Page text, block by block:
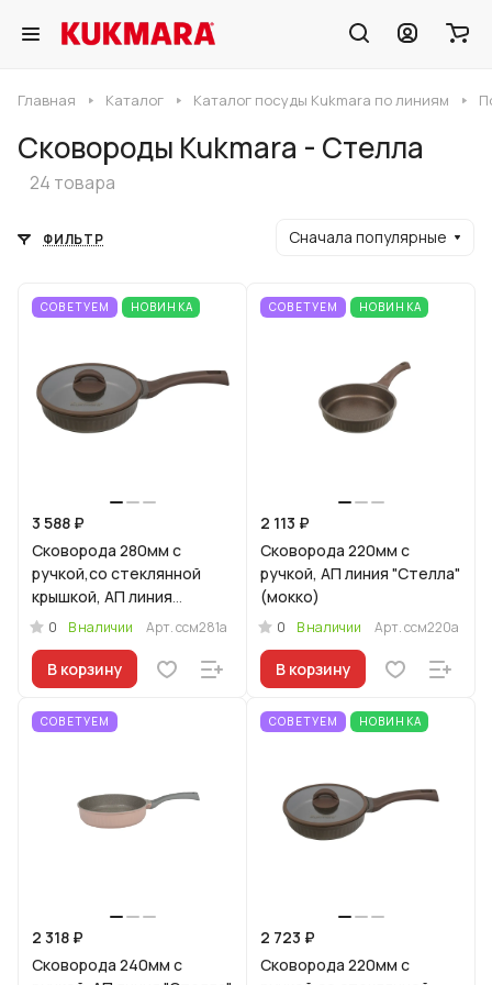
Главная Каталог Каталог посуды Kukmara по линиям
Сковороды Kukmara - Стелла
24 товара
ФИЛЬТР Сначала популярные
СОВЕТУЕМ НОВИНКА
3 588 ₽
Сковорода 280мм с
ручкой,со стеклянной
крышкой, АП линия
"Стелла"(мокко)
0 В наличии Арт.ссм281а
В корзину
СОВЕТУЕМ НОВИНКА
2 113 ₽
Сковорода 220мм с
ручкой, АП линия "Стелла"
(мокко)
0 В наличии Арт.ссм220а
В корзину
СОВЕТУЕМ
2 318 ₽
Сковорода 240мм с
СОВЕТУЕМ НОВИНКА
2 723 ₽
Сковорода 220мм с